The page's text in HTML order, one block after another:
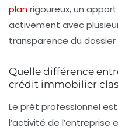
planrigoureux, un
activement avec
transparence du dossier
Quelle différence
crédit immobilier
Le prêt professionnel
l’activité de l’entreprise